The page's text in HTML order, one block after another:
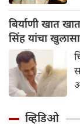
बिर्याणी खात
सिंह यांचा खुलासा
व्हिडिओ